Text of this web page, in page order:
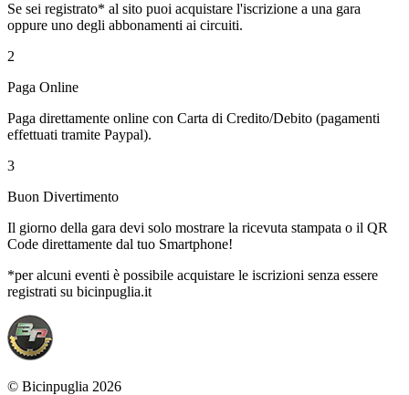
Se sei registrato* al sito puoi acquistare l'iscrizione a una gara
oppure uno degli abbonamenti ai circuiti.
2
Paga Online
Paga direttamente online con Carta di Credito/Debito (pagamenti
effettuati tramite Paypal).
3
Buon Divertimento
Il giorno della gara devi solo mostrare la ricevuta stampata o il QR
Code direttamente dal tuo Smartphone!
*per alcuni eventi è possibile acquistare le iscrizioni senza essere
registrati su bicinpuglia.it
© Bicinpuglia 2026